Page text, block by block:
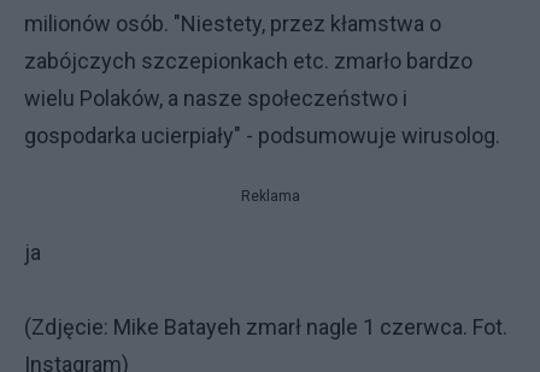
milionów osób. "Niestety, przez kłamstwa o
zabójczych szczepionkach etc. zmarło bardzo
wielu Polaków, a nasze społeczeństwo i
gospodarka ucierpiały" - podsumowuje wirusolog.
Reklama
ja
(Zdjęcie: Mike Batayeh zmarł nagle 1 czerwca. Fot.
Instagram)